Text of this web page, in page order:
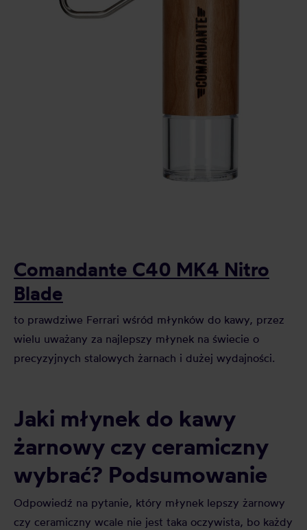
Comandante C40 MK4 Nitro
Blade
to prawdziwe Ferrari wśród młynków do kawy, przez
wielu uważany za najlepszy młynek na świecie o
precyzyjnych stalowych żarnach i dużej wydajności.
Jaki młynek do kawy
żarnowy czy ceramiczny
wybrać? Podsumowanie
Odpowiedź na pytanie, który młynek lepszy żarnowy
czy ceramiczny wcale nie jest taka oczywista, bo każdy